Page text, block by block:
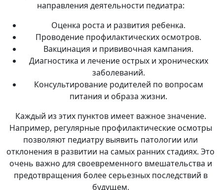
направления деятельности педиатра:
Оценка роста и развития ребенка.
Проводение профилактических осмотров.
Вакцинация и прививочная кампания.
Диагностика и лечение острых и хронических
заболеваний.
Консультирование родителей по вопросам
питания и образа жизни.
Каждый из этих пунктов имеет важное значение.
Например, регулярные профилактические осмотры
позволяют педиатру выявить патологии или
отклонения в развитии на самых ранних стадиях. Это
очень важно для своевременного вмешательства и
предотвращения более серьезных последствий в
будущем.